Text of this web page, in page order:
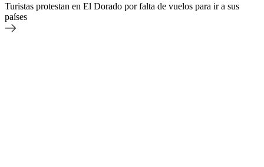
Turistas protestan en El Dorado por falta de vuelos para ir a sus
países